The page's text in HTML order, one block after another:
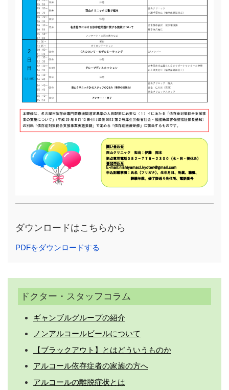
ダウンロードはこちらから
PDFをダウンロードする
ドクター・スタッフコラム
ギャンブルグループの紹介
ノンアルコールビールについて
【ブラックアウト】とはどういうものか
アルコール依存症者の家族の方へ
アルコールの離脱症状とは